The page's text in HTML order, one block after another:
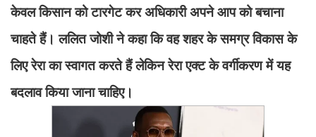
केवल किसान को टारगेट कर अधिकारी अपने आप को बचाना
चाहते हैं। ललित जोशी ने कहा कि वह शहर के समग्र विकास के
लिए रेरा का स्वागत करते हैं लेकिन रेरा एक्ट के वर्गीकरण में यह
बदलाव किया जाना चाहिए।